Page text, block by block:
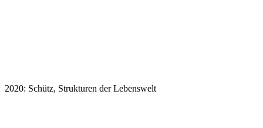
2020: Schütz, Strukturen der Lebenswelt